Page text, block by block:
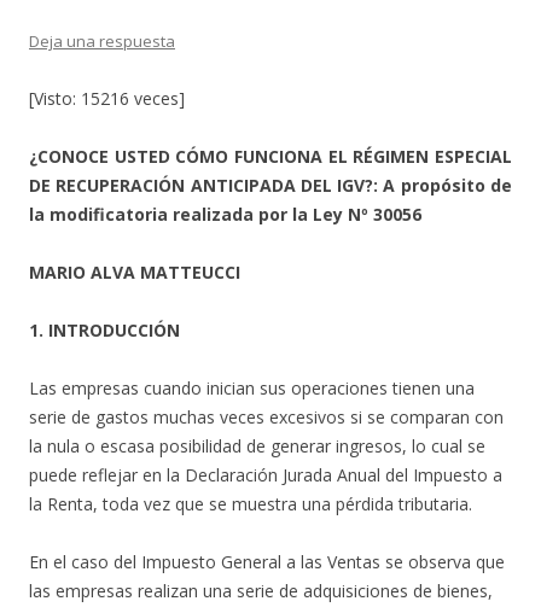
Deja una respuesta
[Visto: 15216 veces]
¿CONOCE USTED CÓMO FUNCIONA EL RÉGIMEN ESPECIAL
DE RECUPERACIÓN ANTICIPADA DEL IGV?: A propósito de
la modificatoria realizada por la Ley Nº 30056
MARIO ALVA MATTEUCCI
1. INTRODUCCIÓN
Las empresas cuando inician sus operaciones tienen una
serie de gastos muchas veces excesivos si se comparan con
la nula o escasa posibilidad de generar ingresos, lo cual se
puede reflejar en la Declaración Jurada Anual del Impuesto a
la Renta, toda vez que se muestra una pérdida tributaria.
En el caso del Impuesto General a las Ventas se observa que
las empresas realizan una serie de adquisiciones de bienes,